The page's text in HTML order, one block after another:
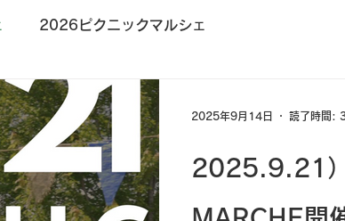
2026ピクニックマルシェ
2025.9.21
2025年9月14日 読了時間: